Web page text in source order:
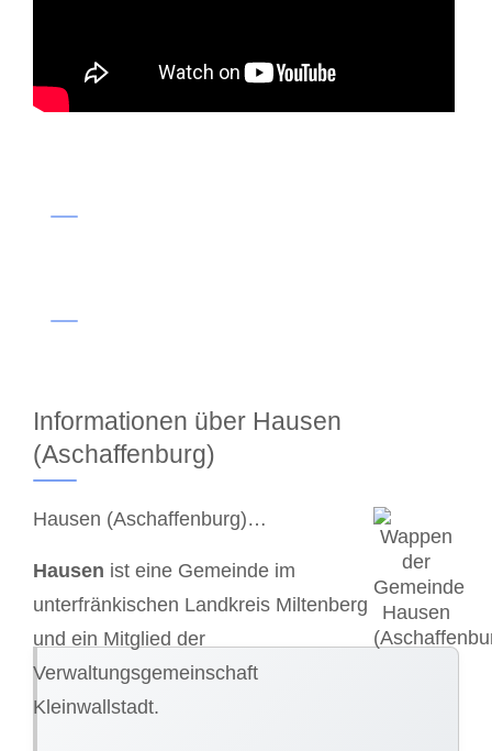
Informationen über Hausen
(Aschaffenburg)
Hausen (Aschaffenburg)…
Hausen ist eine Gemeinde im
unterfränkischen Landkreis Miltenberg
und ein Mitglied der
Verwaltungsgemeinschaft
Kleinwallstadt.